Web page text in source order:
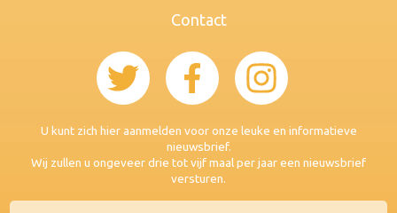
Contact
U kunt zich hier aanmelden voor onze leuke en informatieve
nieuwsbrief.
Wij zullen u ongeveer drie tot vijf maal per jaar een nieuwsbrief
versturen.